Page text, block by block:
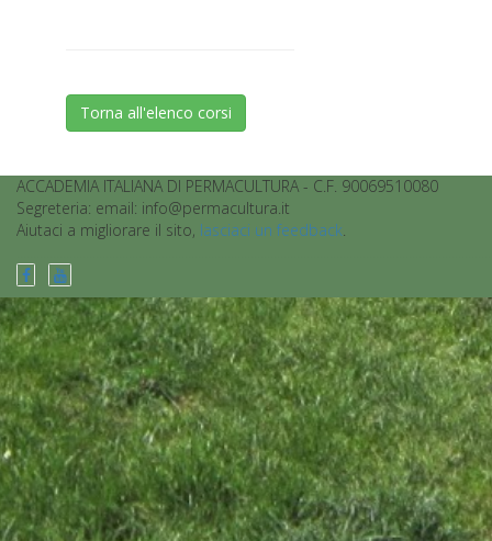
Torna all'elenco corsi
ACCADEMIA ITALIANA DI PERMACULTURA - C.F. 90069510080
Segreteria: email: info@permacultura.it
Aiutaci a migliorare il sito, lasciaci un feedback.